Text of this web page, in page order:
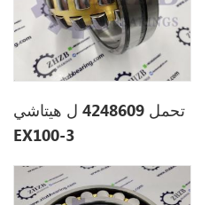
تحمل 4248609 ل هيتاشي
EX100-3